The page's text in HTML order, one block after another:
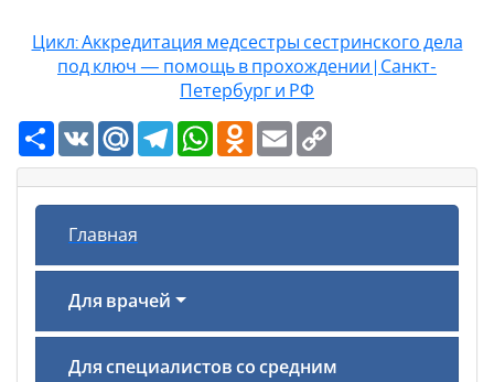
Цикл: Аккредитация медсестры сестринского дела
под ключ — помощь в прохождении | Санкт-
Петербург и РФ
Ресурс
VK Mail.RuTelegramWhatsAppOdnoklassniki
Email
Главная
Для врачей
Для специалистов со средним